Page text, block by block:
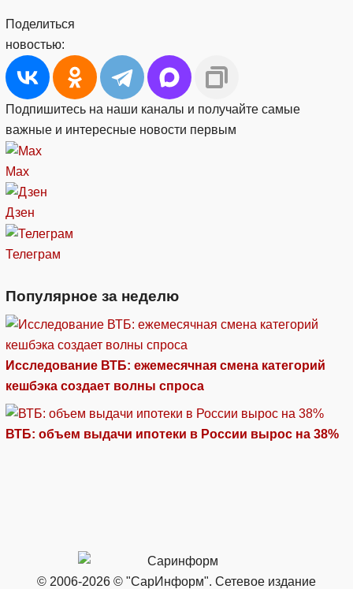
Поделиться
новостью:
Подпишитесь на наши каналы и получайте самые
важные и интересные новости первым
Max
Дзен
Телеграм
Популярное за неделю
Исследование ВТБ: ежемесячная смена категорий
кешбэка создает волны спроса
ВТБ: объем выдачи ипотеки в России вырос на 38%
© 2006-2026 © "СарИнформ". Сетевое издание